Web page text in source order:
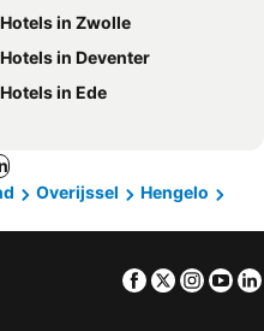
Hotels in Zwolle
Hotels in Deventer
Hotels in Ede
Overijssel
Hengelo
Facebook
Twitter